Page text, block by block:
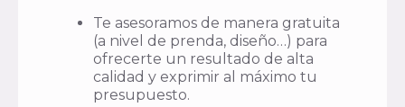
Te asesoramos de manera gratuita
(a nivel de prenda, diseño…) para
ofrecerte un resultado de alta
calidad y exprimir al máximo tu
presupuesto.